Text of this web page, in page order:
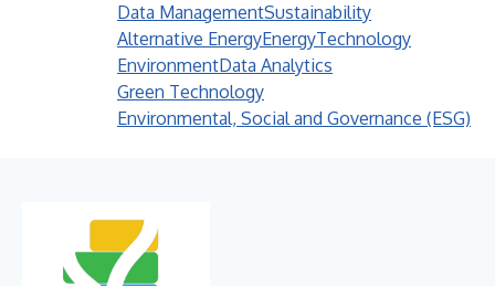
Data ManagementSustainability
Alternative EnergyEnergyTechnology
EnvironmentData Analytics
Green Technology
Environmental, Social and Governance (ESG)